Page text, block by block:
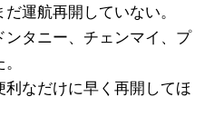
運航再開していない。
タニー、チェンマイ、プ
なだけに早く再開してほ